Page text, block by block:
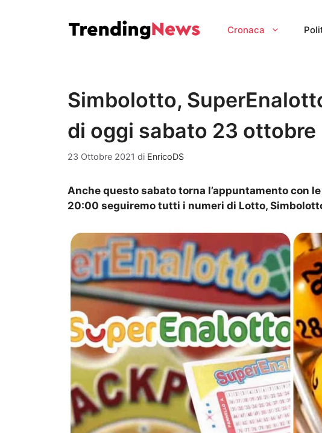
Cronaca
Simbolotto,
di oggi sabato 23 ottobre
23 Ottobre 2021 di EnricoDS
Anche questo sabato torna l’appuntamento con
20:00 seguiremo tutti i numeri di Lotto,